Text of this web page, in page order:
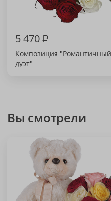
5 470₽
Композиция "Романтичный
дуэт"
Вы смотрели